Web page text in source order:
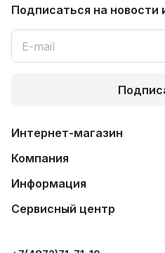
Подписаться на новости
Интернет-магазин
Компания
Информация
Сервисный центр